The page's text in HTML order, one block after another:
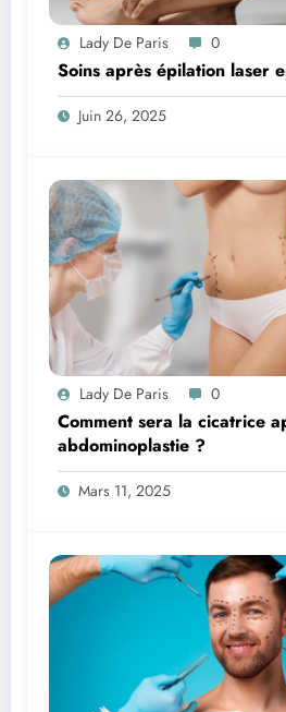
Lady De Paris 0
Soins après épilation laser
Juin 26, 2025
Lady De Paris 0
Comment sera la cicatrice
abdominoplastie ?
Mars 11, 2025